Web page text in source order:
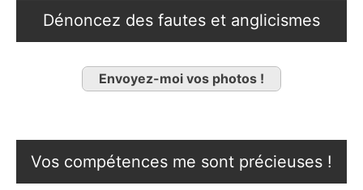
Dénoncez des fautes et anglicismes
Envoyez-moi vos photos !
Vos compétences me sont précieuses !